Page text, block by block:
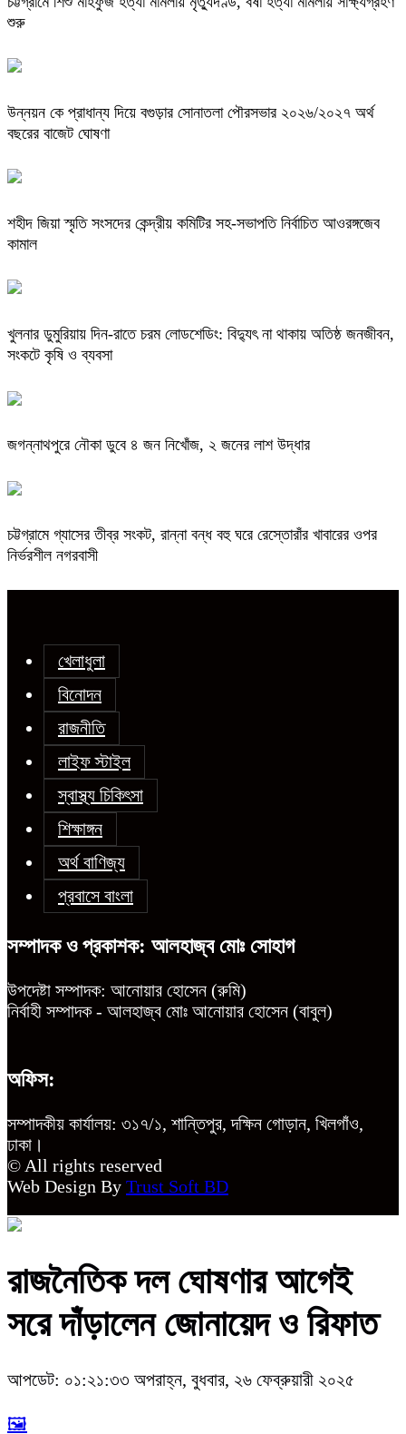
শুরু
উন্নয়ন কে প্রাধান্য দিয়ে বগুড়ার সোনাতলা পৌরসভার ২০২৬/২০২৭ অর্থ
বছরের বাজেট ঘোষণা
শহীদ জিয়া স্মৃতি সংসদের কেন্দ্রীয় কমিটির সহ-সভাপতি নির্বাচিত আওরঙ্গজেব
কামাল
খুলনার ডুমুরিয়ায় দিন-রাতে চরম লোডশেডিং: বিদ্যুৎ না থাকায় অতিষ্ঠ জনজীবন,
সংকটে কৃষি ও ব্যবসা
জগন্নাথপুরে নৌকা ডুবে ৪ জন নিখোঁজ, ২ জনের লাশ উদ্ধার
চট্টগ্রামে গ্যাসের তীব্র সংকট, রান্না বন্ধ বহু ঘরে রেস্তোরাঁর খাবারের ওপর
নির্ভরশীল নগরবাসী
খেলাধুলা
বিনোদন
রাজনীতি
লাইফ স্টাইল
স্বাস্থ্য চিকিৎসা
শিক্ষাঙ্গন
অর্থ বাণিজ্য
প্রবাসে বাংলা
সম্পাদক ও প্রকাশক: আলহাজ্ব মোঃ সোহাগ
উপদেষ্টা সম্পাদক: আনোয়ার হোসেন (রুমি)
নির্বাহী সম্পাদক - আলহাজ্ব মোঃ আনোয়ার হোসেন (বাবুল)
অফিস:
সম্পাদকীয় কার্যালয়: ৩১৭/১, শান্তিপুর, দক্ষিন গোড়ান, খিলগাঁও,
ঢাকা।
© All rights reserved
Web Design By Trust Soft BD
রাজনৈতিক দল ঘোষণার আগেই
সরে দাঁড়ালেন জোনায়েদ ও রিফাত
আপডেট: ০১:২১:৩৩ অপরাহ্ন, বুধবার, ২৬ ফেব্রুয়ারী ২০২৫
🖼️